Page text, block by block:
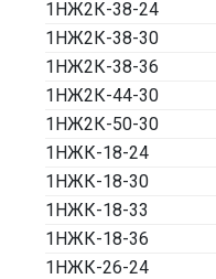
1НЖ2К-38-24
1НЖ2К-38-30
1НЖ2К-38-36
1НЖ2К-44-30
1НЖ2К-50-30
1НЖК-18-24
1НЖК-18-30
1НЖК-18-33
1НЖК-18-36
1НЖК-26-24